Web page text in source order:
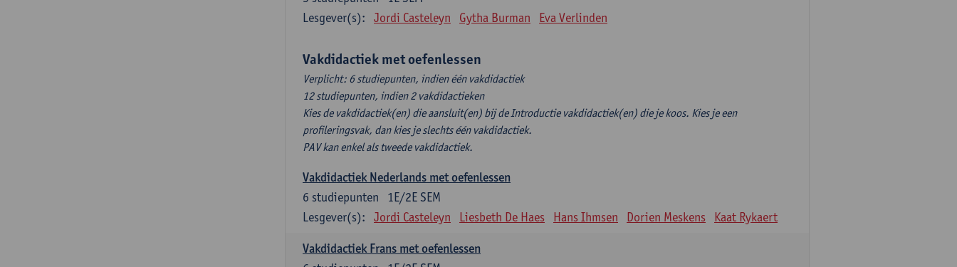
Lesgever(s):
Jordi Casteleyn Gytha Burman Eva Verlinden
Vakdidactiek met oefenlessen
Verplicht: 6 studiepunten, indien één vakdidactiek
12 studiepunten, indien 2 vakdidactieken
Kies de vakdidactiek(en) die aansluit(en) bij de Introductie vakdidactiek(en) die je koos. Kies je een
profileringsvak, dan kies je slechts één vakdidactiek.
PAV kan enkel als tweede vakdidactiek.
Vakdidactiek Nederlands met oefenlessen
1E/2E SEM
6 studiepunten
Lesgever(s):
Jordi Casteleyn Liesbeth De Haes Hans Ihmsen Dorien Meskens Kaat Rykaert
Vakdidactiek Frans met oefenlessen